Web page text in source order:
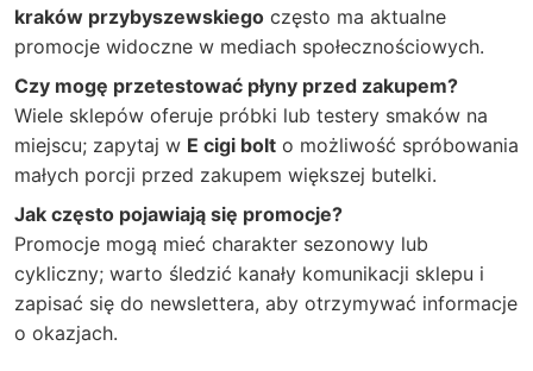
kraków przybyszewskiego często ma aktualne
promocje widoczne w mediach społecznościowych.
Czy mogę przetestować płyny przed zakupem?
Wiele sklepów oferuje próbki lub testery smaków na
miejscu; zapytaj w E cigi bolt o możliwość spróbowania
małych porcji przed zakupem większej butelki.
Jak często pojawiają się promocje?
Promocje mogą mieć charakter sezonowy lub
cykliczny; warto śledzić kanały komunikacji sklepu i
zapisać się do newslettera, aby otrzymywać informacje
o okazjach.